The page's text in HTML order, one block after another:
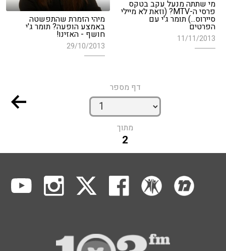
מי שתתה מנעל עקב בטקס
פרסי ה-MTV? (וזאת לא מיילי
סיירוס...) תומר ג'י עם
הפרטים
11/11/2013
מיהי הזמרת שהתפשטה
באמצע הופעה? תומר ג'י
חושף - האזינו!
29/10/2013
דף מספר
מתוך
2